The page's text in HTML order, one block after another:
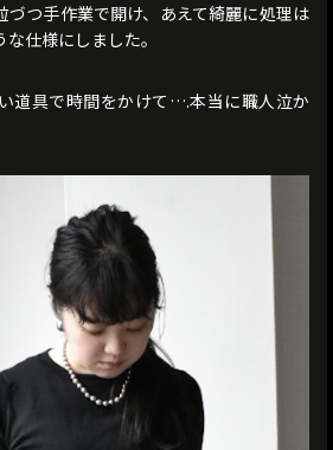
づつ手作業で開け、あえて綺麗に処理は
仕様にしました。
道具で時間をかけて….本当に職人泣か